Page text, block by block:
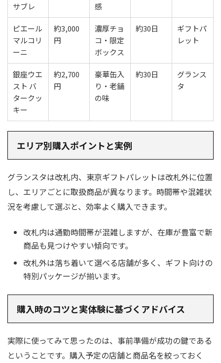
サブレ
感
ピエール
マルコリ
ーニ
約3,000
円
濃厚チョ
コ・限定
ボックス
約30日
ギフトパ
レット
銀座ウエ
スト バ
タークッ
キー
約2,700
円
豪華缶入
り・老舗
の味
約30日
グランス
タ
エリア別購入ポイントと実例
グランスタは改札内、東京ギフトパレットは改札外に位置
し、エリアごとに取扱商品が異なります。時間帯や混雑状
況を考慮して選ぶと、効率よく購入できます。
改札内は通勤時間帯が混雑しますが、在庫が豊富で新
商品も見つけやすい傾向です。
改札外は落ち着いて選べる店舗が多く、ギフト向けの
特別パッケージが揃います。
購入時のコツと実体験に基づくアドバイス
実際に使ってみて思ったのは、事前準備が成功の鍵である
ということです。購入予定の店舗と商品名を絞っておく